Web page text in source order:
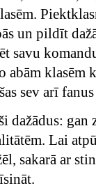
un pildīt
savu
abām klasēm
sev arī
dažādus: gan
Lai
sakarā ar